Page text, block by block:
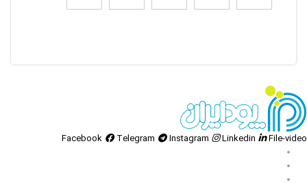
Facebook Telegram Instagram Linkedin File-video